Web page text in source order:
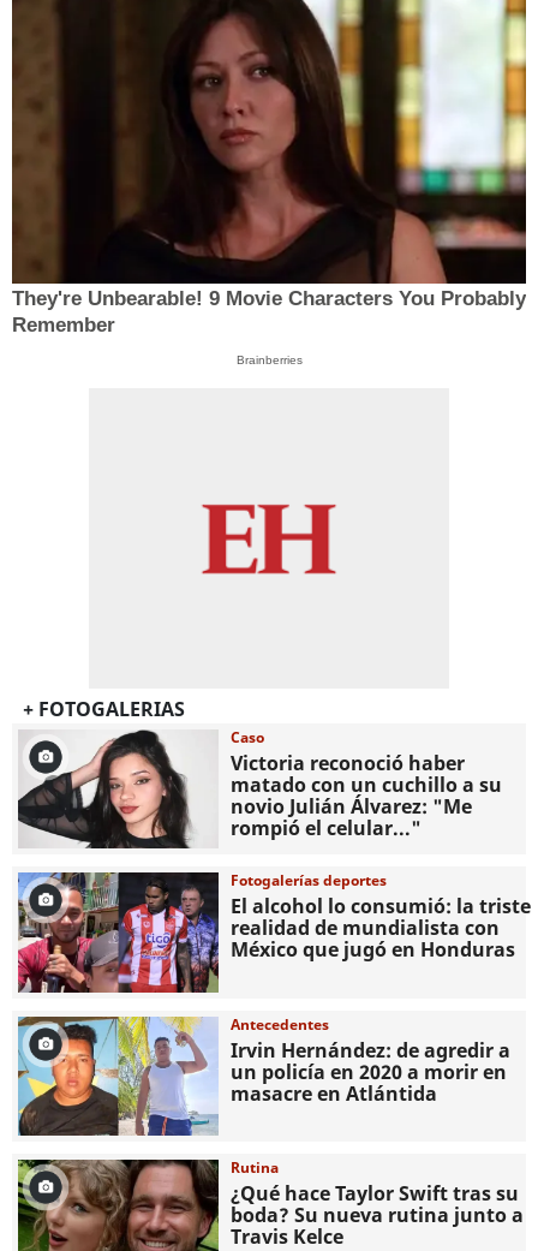
They're Unbearable! 9 Movie Characters You Probably
Remember
Brainberries
+ FOTOGALERIAS
Caso
Victoria reconoció haber
matado con un cuchillo a su
novio Julián Álvarez: "Me
rompió el celular..."
Fotogalerías deportes
El alcohol lo consumió: la triste
realidad de mundialista con
México que jugó en Honduras
Antecedentes
Irvin Hernández: de agredir a
un policía en 2020 a morir en
masacre en Atlántida
Rutina
¿Qué hace Taylor Swift tras su
boda? Su nueva rutina junto a
Travis Kelce